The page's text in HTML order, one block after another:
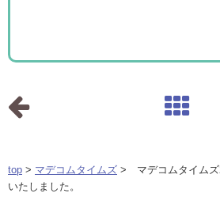
top > マデコムタイムズ > マデコムタイムズ
いたしました。